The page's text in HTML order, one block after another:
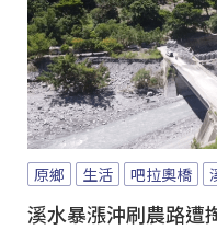
原鄉 生活 吧拉奧橋
溪水暴漲沖刷農路遭